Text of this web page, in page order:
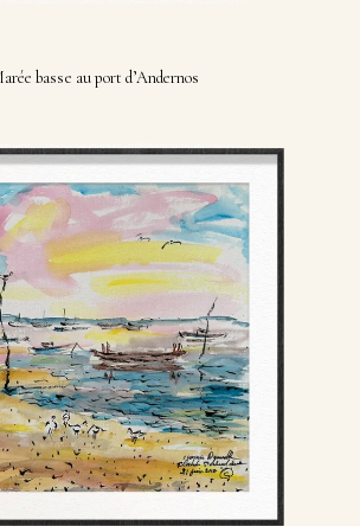
basse au port d’Andernos